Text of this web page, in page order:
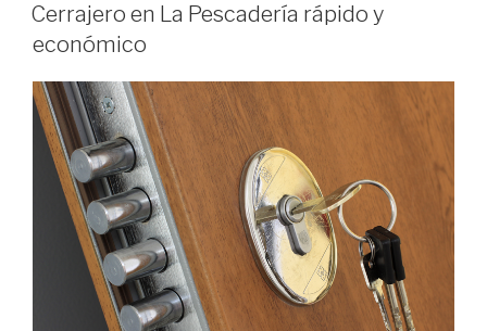
Torre
urgente
y
rápido”
EL
Cerrajero en La Pescadería rápido y
económico